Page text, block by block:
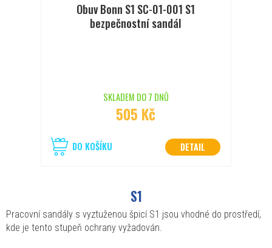
Obuv Bonn S1 SC-01-001 S1
bezpečnostní sandál
SKLADEM DO 7 DNŮ
505 Kč
DETAIL
DO KOŠÍKU
S1
Pracovní sandály s vyztuženou špicí S1 jsou vhodné do prostředí,
kde je tento stupeň ochrany vyžadován.